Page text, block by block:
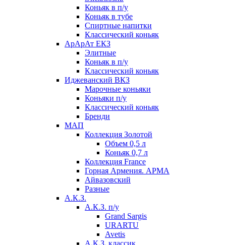
Коньяк в п/у
Коньяк в тубе
Спиртные напитки
Классический коньяк
АрАрАт ЕКЗ
Элитные
Коньяк в п/у
Классический коньяк
Иджеванский ВКЗ
Марочные коньяки
Коньяки п/у
Классический коньяк
Бренди
МАП
Коллекция Золотой
Объем 0,5 л
Коньяк 0,7 л
Коллекция France
Горная Армения. АРМА
Айвазовский
Разные
А.К.З.
А.К.З. п/у
Grand Sargis
URARTU
Avetis
А.К.З. классик